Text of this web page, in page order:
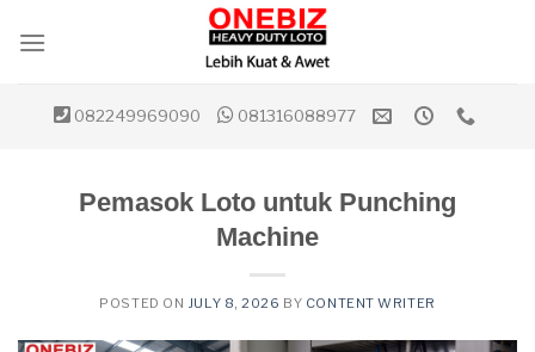
082249969090 081316088977
Pemasok Loto untuk Punching
Machine
POSTED ON JULY 8, 2026 BY CONTENT WRITER